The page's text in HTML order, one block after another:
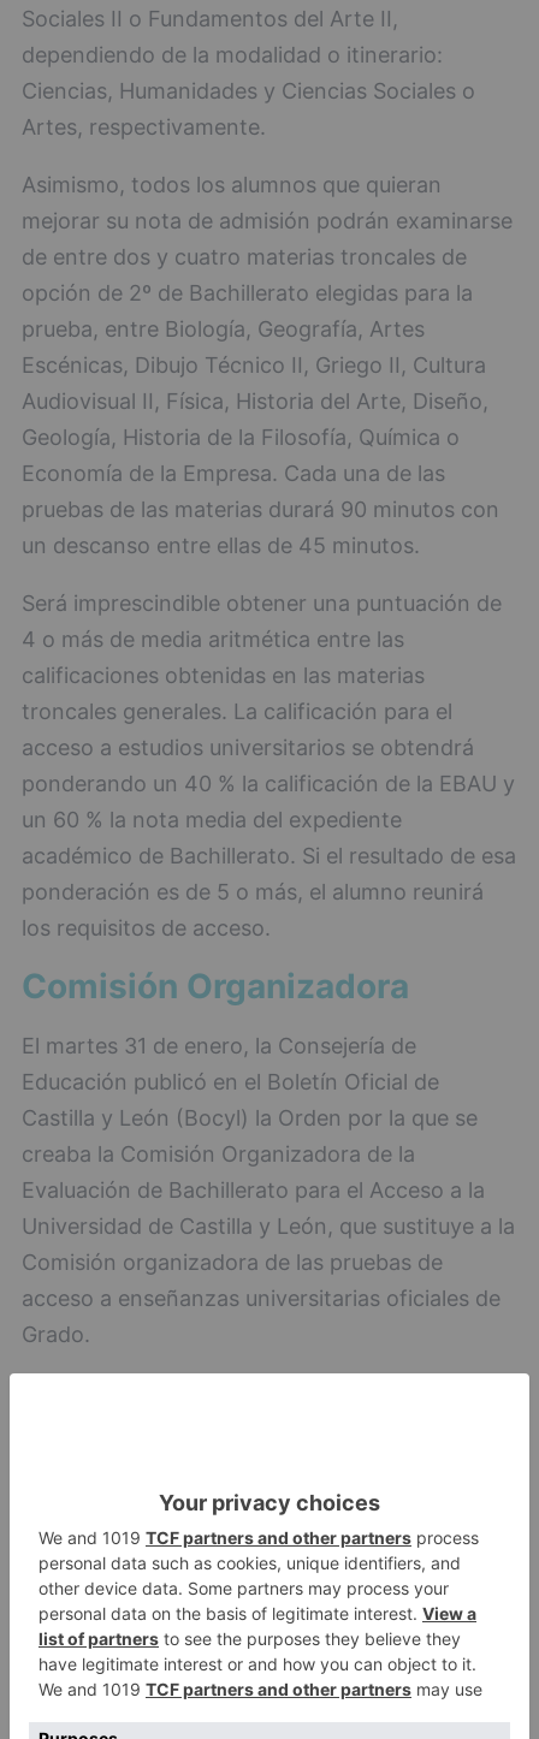
Sociales II o Fundamentos del Arte II,
dependiendo de la modalidad o itinerario:
Ciencias, Humanidades y Ciencias Sociales o
Artes, respectivamente.
Asimismo, todos los alumnos que quieran
mejorar su nota de admisión podrán examinarse
de entre dos y cuatro materias troncales de
opción de 2º de Bachillerato elegidas para la
prueba, entre Biología, Geografía, Artes
Escénicas, Dibujo Técnico II, Griego II, Cultura
Audiovisual II, Física, Historia del Arte, Diseño,
Geología, Historia de la Filosofía, Química o
Economía de la Empresa. Cada una de las
pruebas de las materias durará 90 minutos con
un descanso entre ellas de 45 minutos.
Será imprescindible obtener una puntuación de
4 o más de media aritmética entre las
calificaciones obtenidas en las materias
troncales generales. La calificación para el
acceso a estudios universitarios se obtendrá
ponderando un 40 % la calificación de la EBAU y
un 60 % la nota media del expediente
académico de Bachillerato. Si el resultado de esa
ponderación es de 5 o más, el alumno reunirá
los requisitos de acceso.
Comisión Organizadora
El martes 31 de enero, la Consejería de
Educación publicó en el Boletín Oficial de
Castilla y León (Bocyl) la Orden por la que se
creaba la Comisión Organizadora de la
Evaluación de Bachillerato para el Acceso a la
Universidad de Castilla y León, que sustituye a la
Comisión organizadora de las pruebas de
acceso a enseñanzas universitarias oficiales de
Grado.
Garcés, e integrado por el director general de
Política Educativa Escolar, Ángel Miguel Vega;
los rectores -o vicerrectores con competencias
en pruebas de acceso- de cada una de las
universidades públicas de Castilla y León; un
profesor responsable técnico de la organización
y desarrollo de la evaluación en cada